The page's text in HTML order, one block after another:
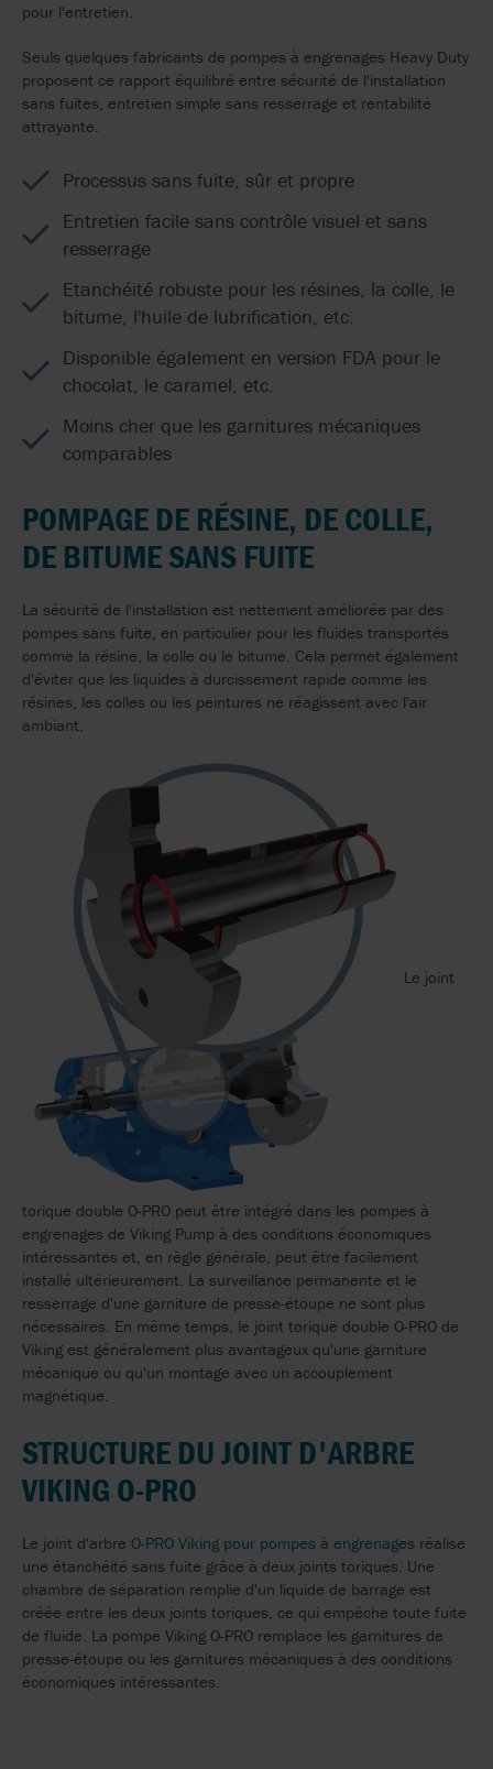
pour l'entretien.
Seuls quelques fabricants de pompes à engrenages Heavy Duty
proposent ce rapport équilibré entre sécurité de l'installation
sans fuites, entretien simple sans resserrage et rentabilité
attrayante.
Processus sans fuite, sûr et propre
Entretien facile sans contrôle visuel et sans
resserrage
Etanchéité robuste pour les résines, la colle, le
bitume, l'huile de lubrification, etc.
Disponible également en version FDA pour le
chocolat, le caramel, etc.
Moins cher que les garnitures mécaniques
comparables
POMPAGE DE RÉSINE, DE COLLE,
DE BITUME SANS FUITE
La sécurité de l'installation est nettement améliorée par des
pompes sans fuite, en particulier pour les fluides transportés
comme la résine, la colle ou le bitume. Cela permet également
d'éviter que les liquides à durcissement rapide comme les
résines, les colles ou les peintures ne réagissent avec l'air
ambiant.
Le joint
torique double O-PRO peut être intégré dans les pompes à
engrenages de Viking Pump à des conditions économiques
intéressantes et, en règle générale, peut être facilement
installé ultérieurement. La surveillance permanente et le
resserrage d'une garniture de presse-étoupe ne sont plus
nécessaires. En même temps, le joint torique double O-PRO de
Viking est généralement plus avantageux qu'une garniture
mécanique ou qu'un montage avec un accouplement
magnétique.
STRUCTURE DU JOINT D'ARBRE
VIKING O-PRO
Le joint d'arbre O-PRO Viking pour pompes à engrenages réalise
une étanchéité sans fuite grâce à deux joints toriques. Une
chambre de séparation remplie d'un liquide de barrage est
créée entre les deux joints toriques, ce qui empêche toute fuite
de fluide. La pompe Viking O-PRO remplace les garnitures de
presse-étoupe ou les garnitures mécaniques à des conditions
économiques intéressantes.